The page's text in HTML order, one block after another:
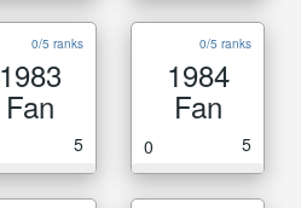
0/5 ranks
1983
Fan
5
0/5 ranks
1984
Fan
0 5